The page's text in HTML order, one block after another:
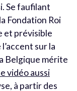
Se faufilant
Fondation Roi
et prévisible
sur la
Belgique mérite
vidéo aussi
à partir des